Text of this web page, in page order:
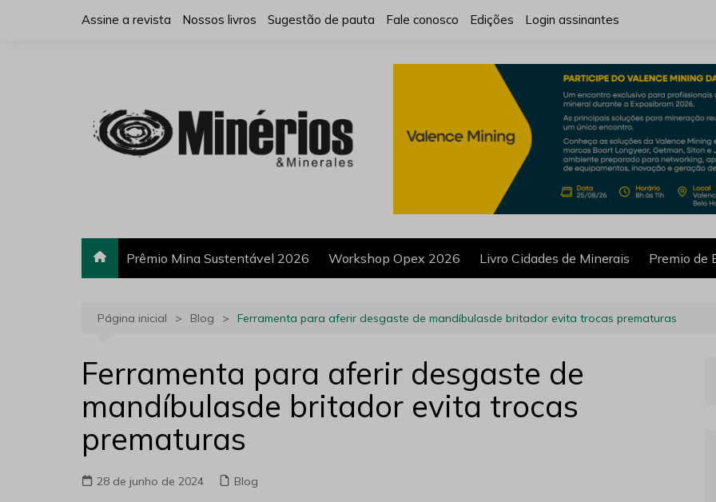
Assine a revista Nossos livros Sugestão de pauta Fale conosco Edições Login assinantes
Prêmio Mina Sustentável 2026 Workshop Opex 2026 Livro Cidades de Minerais Premio de
Página inicial Blog Ferramenta para aferir desgaste de mandíbulasde britador evita trocas prematuras
Ferramenta para aferir desgaste de
mandíbulasde britador evita trocas
prematuras
28 de junho de 2024 Blog